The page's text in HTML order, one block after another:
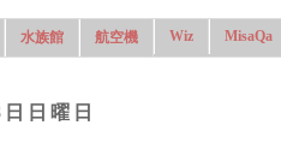
水族館 航空機 Wiz MisaQa
日曜日